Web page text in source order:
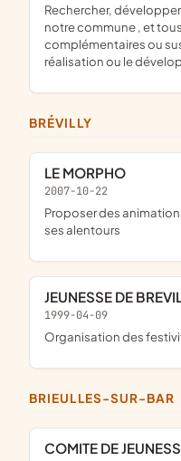
rechercher, développer et diffuser des solutions dans
notre commune , et
complémentaires ou
réalisation ou le
BRÉVILLY
LE MORPHO
2007-10-22
proposer des animations dans le village de Brevilly et
ses alentours
JEUNESSE DE
1999-04-09
organisation des
BRIEULLES-SUR-BAR
COMITE DE